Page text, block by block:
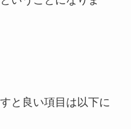
と良い項目は以下に